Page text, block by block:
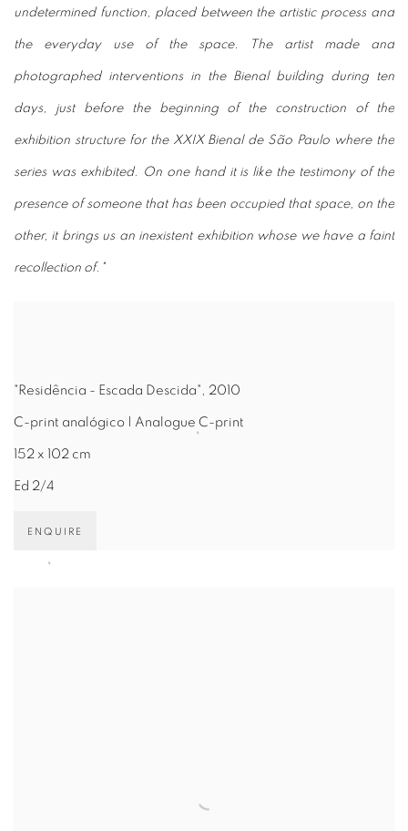
undetermined function, placed between the artistic process and
the everyday use of the space. The artist made and
photographed interventions in the Bienal building during ten
days, just before the beginning of the construction of the
exhibition structure for the XXIX Bienal de São Paulo where the
series was exhibited. On one hand it is like the testimony of the
presence of someone that has been occupied that space, on the
other, it brings us an inexistent exhibition whose we have a faint
recollection of."
"Residência - Escada Descida", 2010
C-print analógico | Analogue C-print
152 x 102 cm
Ed 2/4
ENQUIRE